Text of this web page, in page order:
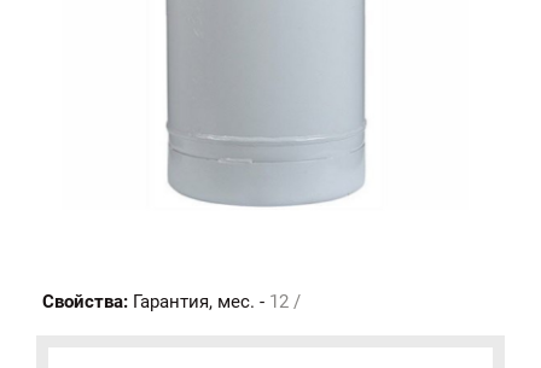
Свойства: Гарантия, мес. - 12 /